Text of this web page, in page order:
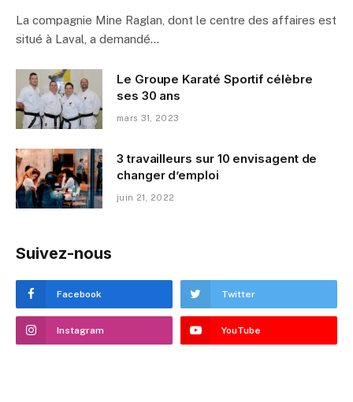
La compagnie Mine Raglan, dont le centre des affaires est
situé à Laval, a demandé…
Le Groupe Karaté Sportif célèbre
ses 30 ans
mars 31, 2023
3 travailleurs sur 10 envisagent de
changer d’emploi
juin 21, 2022
Suivez-nous
Facebook Twitter
Instagram YouTube